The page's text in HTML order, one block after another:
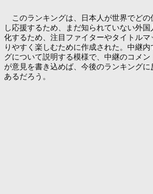
このランキングは、日本人が世界でどの
し応援するため、まだ知られていない外
化するため、注目ファイターやタイトル
りやすく楽しむために作成された。中継
グについて説明する模様で、中継のコメ
が意見を書き込めば、今後のランキングに
あるだろう。